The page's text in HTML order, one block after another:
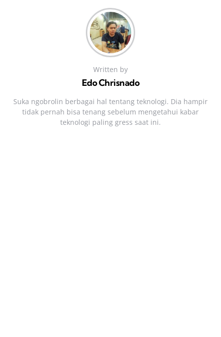
Written by
Edo Chrisnado
Suka ngobrolin berbagai hal tentang teknologi. Dia hampir
tidak pernah bisa tenang sebelum mengetahui kabar
teknologi paling gress saat ini.